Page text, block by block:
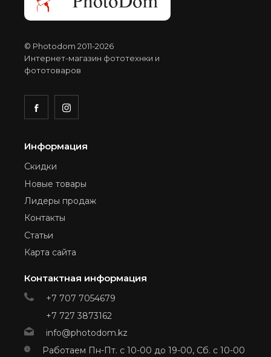
© Photodom 2011-2026
Интернет-магазин фототехнки и
фототоваров
Информация
Скидки
Новые товары
Лидеры продаж
Контакты
Статьи
Карта сайта
Контактная информация
+7 707 7054679
+7 727 3873162
info@photodom.kz
Работаем Пн-Пт. с 10-00 до 19-00, Сб. с 10-00